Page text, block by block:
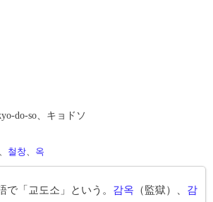
do-so、キョドソ
、 철창、 옥
で「교도소」という。 감옥 （監獄）、 감